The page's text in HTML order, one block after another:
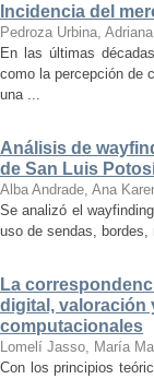
Incidencia del
Pedroza Urbina, Adriana
En las últimas
como la percepción de
una ...
Análisis de
de San Luis
Alba Andrade, Ana
Se analizó el
uso de sendas,
La
digital, valoración
computacionales
Lomelí Jasso, María
Con los principios